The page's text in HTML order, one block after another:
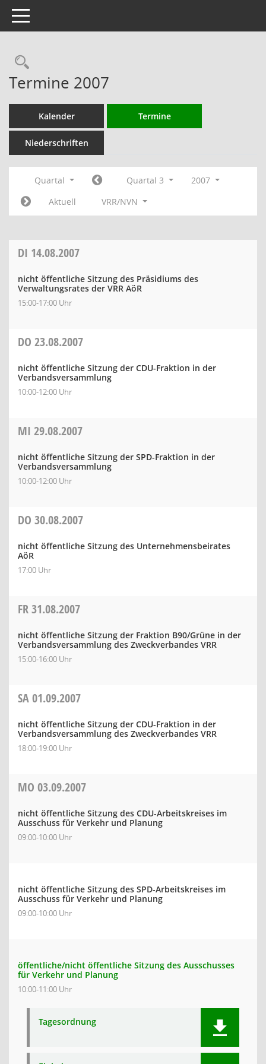
Toggle navigation
Rechercheauswahl
Termine 2007
Kalender Termine
Niederschriften
Quartal Quartal 3
2007
Aktuell
VRR/NVN
DI 14.08.2007
nicht öffentliche Sitzung des Präsidiums des
Verwaltungsrates der VRR AöR
15:00-17:00 Uhr
DO 23.08.2007
nicht öffentliche Sitzung der CDU-Fraktion in der
Verbandsversammlung
10:00-12:00 Uhr
MI 29.08.2007
nicht öffentliche Sitzung der SPD-Fraktion in der
Verbandsversammlung
10:00-12:00 Uhr
DO 30.08.2007
nicht öffentliche Sitzung des Unternehmensbeirates
AöR
17:00 Uhr
FR31.08.2007
nicht öffentliche Sitzung der Fraktion B90/Grüne in der
Verbandsversammlung des Zweckverbandes VRR
15:00-16:00 Uhr
SA01.09.2007
nicht öffentliche Sitzung der CDU-Fraktion in der
Verbandsversammlung des Zweckverbandes VRR
18:00-19:00 Uhr
MO 03.09.2007
nicht öffentliche Sitzung des CDU-Arbeitskreises im
Ausschuss für Verkehr und Planung
09:00-10:00 Uhr
nicht öffentliche Sitzung des SPD-Arbeitskreises im
Ausschuss für Verkehr und Planung
09:00-10:00 Uhr
öffentliche/nicht öffentliche Sitzung des Ausschusses
für Verkehr und Planung
10:00-11:00 Uhr
Tagesordnung